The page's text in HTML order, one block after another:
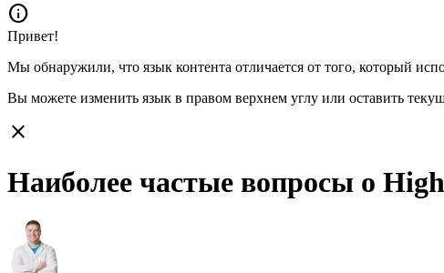
info
Привет!
Мы обнаружили, что язык контента отличается от того, который
Вы можете изменить язык в правом верхнем углу или оставить
close
Наиболее частые вопросы о